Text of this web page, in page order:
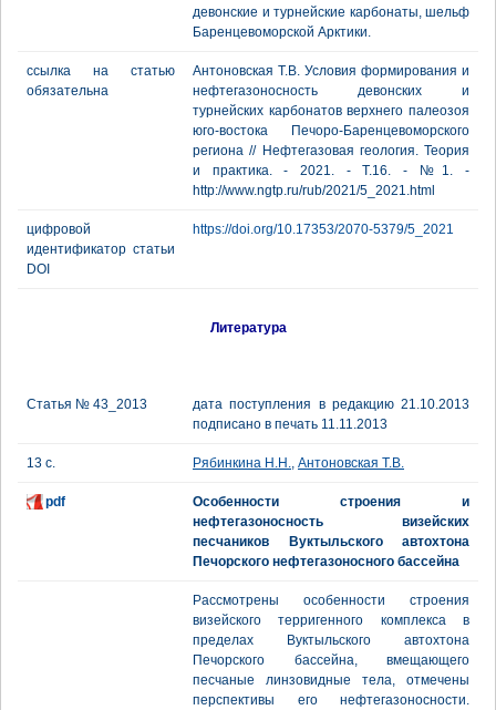
девонские и турнейские карбонаты, шельф
Баренцевоморской Арктики.
ссылка на статью
обязательна
Антоновская Т.В. Условия формирования и
нефтегазоносность девонских и
турнейских карбонатов верхнего палеозоя
юго-востока Печоро-Баренцевоморского
региона // Нефтегазовая геология. Теория
и практика. - 2021. - Т.16. - №1. -
http://www.ngtp.ru/rub/2021/5_2021.html
цифровой
идентификатор статьи
DOI
https://doi.org/10.17353/2070-5379/5_2021
Литература
Статья № 43_2013
дата поступления в редакцию 21.10.2013
подписано в печать 11.11.2013
13 с. Рябинкина Н.Н., Антоновская Т.В.
pdf
Особенности строения и
нефтегазоносность визейских
песчаников Вуктыльского автохтона
Печорского нефтегазоносного бассейна
Рассмотрены особенности строения
визейского терригенного комплекса в
пределах Вуктыльского автохтона
Печорского бассейна, вмещающего
песчаные линзовидные тела, отмечены
перспективы его нефтегазоносности.